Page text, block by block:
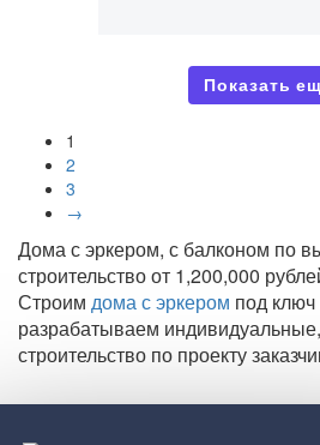
Показать
1
2
3
→
Дома с эркером, с балконом по
строительство от 1,200,000
Строим дома с эркером под
разрабатываем
строительство по проекту